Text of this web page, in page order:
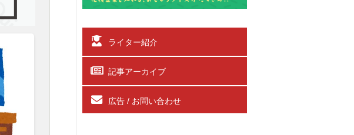
ライター紹介
記事アーカイブ
広告 / お問い合わせ